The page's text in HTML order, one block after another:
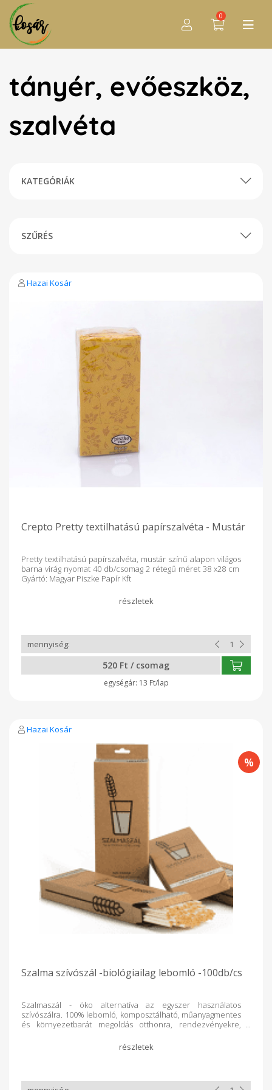
0
tányér, evőeszköz,
szalvéta
KATEGÓRIÁK
SZŰRÉS
Hazai Kosár
Crepto Pretty textilhatású papírszalvéta - Mustár
Pretty textilhatású papírszalvéta, mustár színű alapon világos
barna virág nyomat 40 db/csomag 2 rétegű méret 38 x28 cm
Gyártó: Magyar Piszke Papír Kft
520 Ft / csomag
13 Ft/lap
Hazai Kosár
Szalma szívószál -biológiailag lebomló -100db/cs
Szalmaszál - öko alternatíva az egyszer használatos
szívószálra. 100% lebomló, komposztálható, műanyagmentes
és környezetbarát megoldás otthonra, rendezvényekre,
szalmaszálakból készül, csomagolása újrahasznosított papír.
Kiszerelés: 100 db Mezőgazdasági búzatermesztés
Nem oldódik ki belőle mellékíz, így használatakor csak az ital